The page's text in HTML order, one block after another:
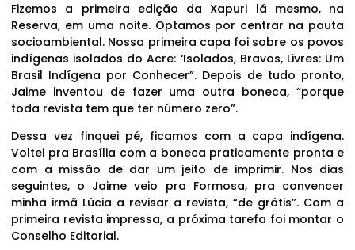
Fizemos a primeira edição da Xapuri lá mesmo, na
Reserva, em uma noite. Optamos por centrar na pauta
socioambiental. Nossa primeira capa foi sobre os povos
indígenas isolados do Acre: ‘Isolados, Bravos, Livres: Um
Brasil Indígena por Conhecer”. Depois de tudo pronto,
Jaime inventou de fazer uma outra boneca, “porque
toda revista tem que ter número zero”.
Dessa vez finquei pé, ficamos com a capa indígena.
Voltei pra Brasília com a boneca praticamente pronta e
com a missão de dar um jeito de imprimir. Nos dias
seguintes, o Jaime veio pra Formosa, pra convencer
minha irmã Lúcia a revisar a revista, “de grátis”. Com a
primeira revista impressa, a próxima tarefa foi montar o
Conselho Editorial.